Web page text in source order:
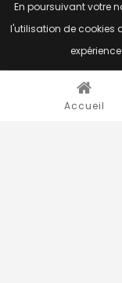
Accueil
En poursuivant votre
l'utilisation de cookies